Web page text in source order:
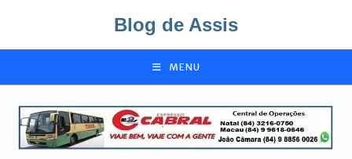
o
Blog de Assis
MENU